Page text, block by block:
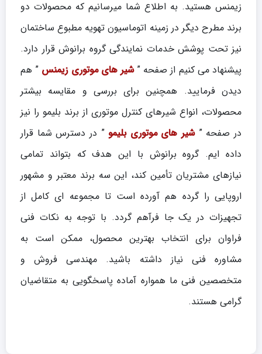
زیمنس هستید. به اطلاع شما میرسانیم که محصولات دو
برند مطرح دیگر در زمینه اتوماسیون تهویه مطبوع ساختمان
نیز تحت پوشش خدمات نمایندگی گروه برانوش قرار دارد.
پیشنهاد می کنیم از صفحه ”شیر های موتوری زیمنس ” هم
دیدن فرمایید. همچنین برای بررسی و مقایسه بیشتر
محصولات، انواع شیرهای کنترل موتوری از برند بلیمو را نیز
در صفحه ”شیر های موتوری بلیمو” در دسترس شما قرار
داده ایم. گروه برانوش با این هدف که بتواند تمامی
نیازهای مشتریان تأمین کند، این سه برند معتبر و مشهور
اروپایی را گرده هم آورده است تا مجموعه ای کامل از
تجهیزات در یک جا فرآهم گردد. با توجه به نکات فنی
فراوان برای انتخاب بهترین محصول، ممکن است به
مشاوره فنی نیاز داشته باشید. مهندسی فروش و
متخصصین فنی ما همواره آماده پاسخگویی به متقاضیان
گرامی هستند.